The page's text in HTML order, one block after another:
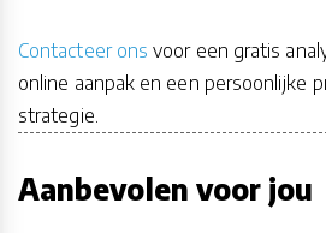
Contacteer ons voor een gratis
online aanpak en een persoonlijke
strategie.
Aanbevolen voor jou